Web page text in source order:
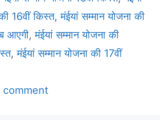
16वीं किस्त,मंईयां सम्मान योजना की
आएगी,मंईयां सम्मान योजना की
,मंईयां सम्मान योजना की 17वीं
comment